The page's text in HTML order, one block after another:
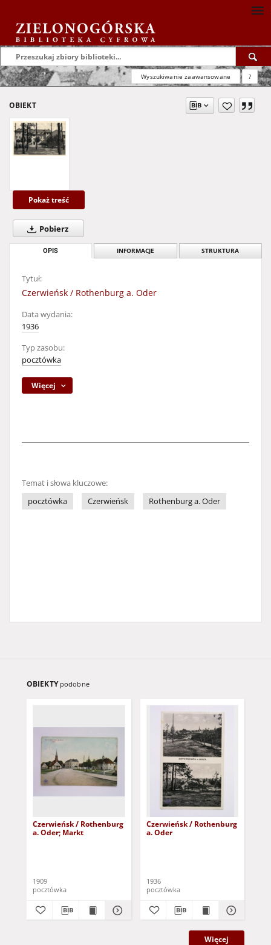
Wyszukiwanie zaawansowane ?
OBIEKT
Pokaż treść
Pobierz
OPIS INFORMACJE STRUKTURA
Tytuł:
Czerwieńsk / Rothenburg a. Oder
Data wydania:
1936
Typ zasobu:
pocztówka
Więcej
Temat i słowa kluczowe:
pocztówka
Czerwieńsk Rothenburg a. Oder
OBIEKTY podobne
Czerwieńsk / Rothenburg
a. Oder; Markt
1909
pocztówka
Czerwieńsk / Rothenburg
a. Oder
1936
pocztówka
Więcej